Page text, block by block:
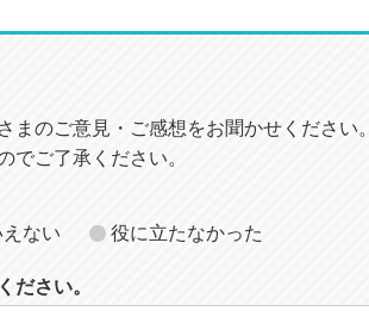
のご意見・ご感想をお聞かせください。
でご了承ください。
ない 役に立たなかった
ださい。